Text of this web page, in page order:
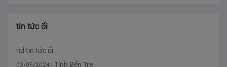
tin tức ổi
nd tin tức ổi
03/05/2024 - Tỉnh Bến Tre